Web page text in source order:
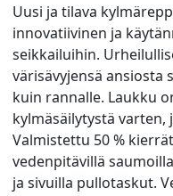
Uusi ja tilava
innovatiivinen ja
seikkailuihin.
värisävyjensä ansiosta
kuin rannalle. Laukku
kylmäsäilytystä varten,
Valmistettu 50 %
vedenpitävillä
ja sivuilla pullotaskut.